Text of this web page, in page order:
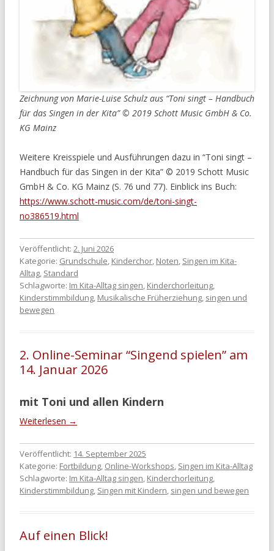
Zeichnung von Marie-Luise Schulz aus “Toni singt – Handbuch
für das Singen in der Kita” © 2019 Schott Music GmbH & Co.
KG Mainz
Weitere Kreisspiele und Ausführungen dazu in “Toni singt –
Handbuch für das Singen in der Kita” © 2019 Schott Music
GmbH & Co. KG Mainz (S. 76 und 77). Einblick ins Buch:
https://www.schott-music.com/de/toni-singt-
no386519.html
Veröffentlicht: 2. Juni 2026
Kategorie: Grundschule, Kinderchor, Noten, Singen im Kita-
Alltag, Standard
Schlagworte: Im Kita-Alltag singen, Kinderchorleitung,
Kinderstimmbildung, Musikalische Früherziehung, singen und
bewegen
2. Online-Seminar “Singend spielen” am
14. Januar 2026
mit Toni und allen Kindern
Weiterlesen →
Veröffentlicht: 14. September 2025
Kategorie: Fortbildung, Online-Workshops, Singen im Kita-Alltag
Schlagworte: Im Kita-Alltag singen, Kinderchorleitung,
Kinderstimmbildung, Singen mit Kindern, singen und bewegen
Auf einen Blick!